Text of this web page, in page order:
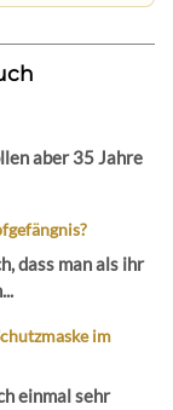
aber 35 Jahre
dass man als ihr
im
einmal sehr